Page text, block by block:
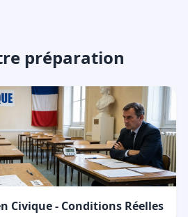
préparation
Civique - Conditions Réelles